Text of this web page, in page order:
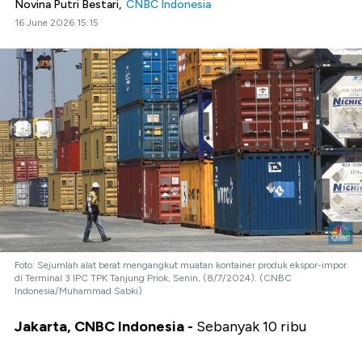
Novina Putri Bestari, CNBC Indonesia
16 June 2026 15:15
Foto: Sejumlah alat berat mengangkut muatan kontainer produk ekspor-impor
di Terminal 3 IPC TPK Tanjung Priok, Senin, (8/7/2024). (CNBC
Indonesia/Muhammad Sabki)
Jakarta, CNBC Indonesia - Sebanyak 10 ribu